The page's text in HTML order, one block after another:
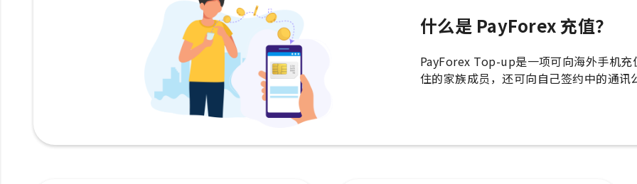
什么是 PayForex 充值？
PayForex Top-up是一项可向海外手机
住的家族成员，还可向自己签约中的通讯